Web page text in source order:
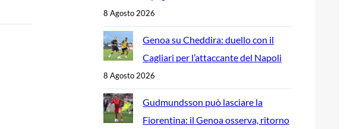
8 Agosto 2026
Genoa su Cheddira: duello con il
Cagliari per l’attaccante del Napoli
8 Agosto 2026
Gudmundsson può lasciare la
Fiorentina: il Genoa osserva, ritorno